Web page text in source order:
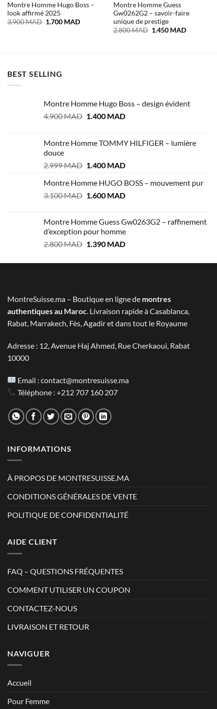
Montre Homme Hugo Boss –
look affirmé 2025
3.900MAD Le
1.700 MADLe
Montre Homme Guess
Gw0262G2 – savoir-faire
unique de prestige
2.800MAD Le
1.450 MADLe
BEST SELLING
Montre Homme Hugo Boss – design évident
4.900MAD Le
était :
1.400 MADLe
est :
Montre Homme TOMMY HILFIGER – lumière
douce
2.999MAD Le
initial
était :
1.400 MADLe
actuel
est :
Montre Homme HUGO BOSS – mouvement pur
3.100MAD Le
était :
3.100 MAD.
1.600 MADLe
est :
1.600 MAD.
Montre Homme Guess Gw0263G2 – raffinement
d’exception pour homme
2.800MAD Le
initial
1.390 MADLe
actuel
MontreSuisse.ma – Boutique en ligne de montres
authentiques au Maroc. Livraison rapide à Casablanca,
Rabat, Marrakech, Fès, Agadir et dans tout le Royaume
Adresse : 12, Avenue Haj Ahmed, Rue Cherkaoui, Rabat
10000
Email :contact@montresuisse.ma
Téléphone :+212 707 160 207
INFORMATIONS
À PROPOS DE MONTRESUISSE.MA
CONDITIONS GÉNÉRALES DE VENTE
POLITIQUE DE CONFIDENTIALITÉ
AIDE CLIENT
FAQ – QUESTIONS FRÉQUENTES
COMMENT UTILISER UN COUPON
CONTACTEZ-NOUS
LIVRAISON ET RETOUR
NAVIGUER
Accueil
Pour Femme